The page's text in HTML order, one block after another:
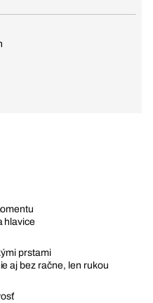
hlavice
prstami
aj bez račne, len rukou